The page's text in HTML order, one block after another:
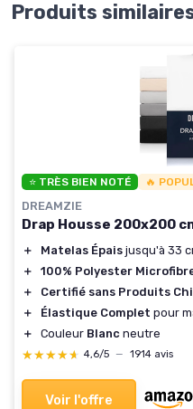
Produits
⭐ TRÈS BIEN NOTÉ 🔥
DREAMZIE
Drap Housse 200x200
＋ Matelas Épais jusqu'à 33
＋
100% Polyester
＋
Certifié sans Produits
＋
Élastique Complet pour
＋
Couleur Blanc neutre
★★★★★
★★★★★ 4,6/5 — 1914 avis
Voir l'offre